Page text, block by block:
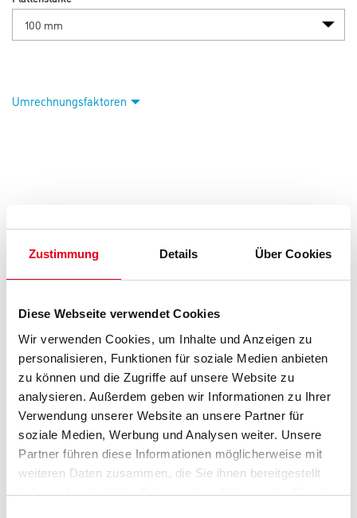
Zustimmung Details Über Cookies
Diese Webseite verwendet Cookies
Wir verwenden Cookies, um Inhalte und Anzeigen zu
personalisieren, Funktionen für soziale Medien anbieten
zu können und die Zugriffe auf unsere Website zu
analysieren. Außerdem geben wir Informationen zu Ihrer
Verwendung unserer Website an unsere Partner für
soziale Medien, Werbung und Analysen weiter. Unsere
Partner führen diese Informationen möglicherweise mit
weiteren Daten zusammen, die Sie ihnen bereitgestellt
haben oder die sie im Rahmen Ihrer Nutzung der Dienste
Umrechnungsfaktoren
PRODUKTEIGENSCHAFTEN
Produkteigenschaft
- Fluchtrechter unterer Systemabschluss für alle akurit WDVS
ohne Übergang zu einer Sockeldämmung
- 45 mm Aufkantung erleichtert das nachträgliche Bohren von
Löchern
ZUSATZINFOS